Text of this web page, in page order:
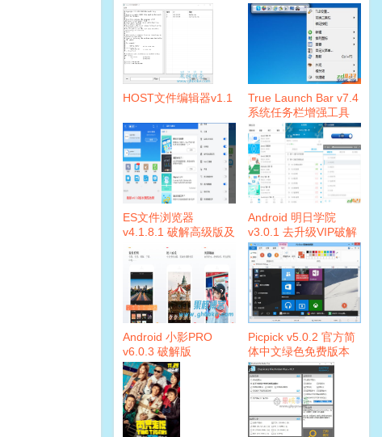
增强版
HOST文件编辑器v1.1
True Launch Bar v7.4
系统任务栏增强工具
ES文件浏览器
v4.1.8.1 破解高级版及
经典版
Android 明日学院
v3.0.1 去升级VIP破解
版
Android 小影PRO
v6.0.3 破解版
Picpick v5.0.2 官方简
体中文绿色免费版本